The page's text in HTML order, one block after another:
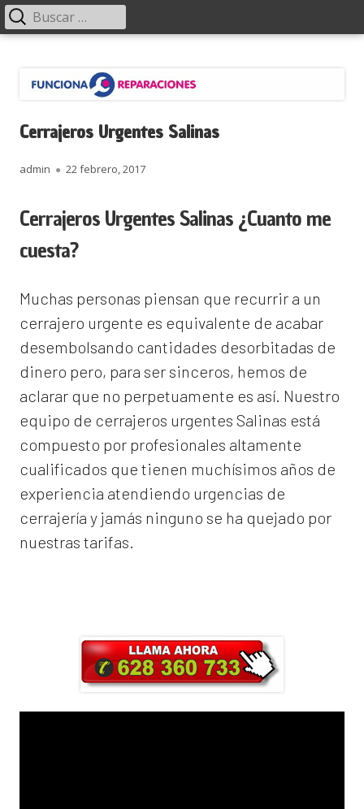
contenido
Menú
principal Buscar:
Cerrajeros Urgentes Salinas
Autor
admin
Publicado
22 febrero, 2017
Cerrajeros Urgentes Salinas ¿Cuanto me
cuesta?
Muchas personas piensan que recurrir a un
cerrajero urgente es equivalente de acabar
desembolsando cantidades desorbitadas de
dinero pero, para ser sinceros, hemos de
aclarar que no perpetuamente es así. Nuestro
equipo de cerrajeros urgentes Salinas está
compuesto por profesionales altamente
cualificados que tienen muchísimos años de
experiencia atendiendo urgencias de
cerrajería y jamás ninguno se ha quejado por
nuestras tarifas.